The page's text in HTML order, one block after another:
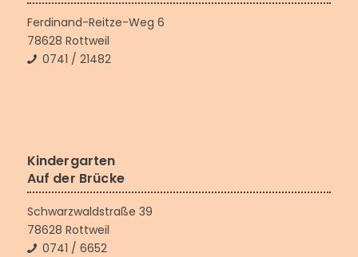
Ferdinand-Reitze-Weg 6
78628 Rottweil
0741 / 21482
Kindergarten
Auf der Brücke
Schwarzwaldstraße 39
78628 Rottweil
0741 / 6652